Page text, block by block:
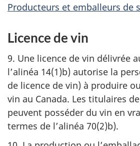
Producteurs et emballeurs de
Licence de vin
9. Une licence de vin délivrée
l’alinéa 14(1)b) autorise la
de licence de vin) à produire
vin au Canada. Les titulaires
peuvent posséder du vin en
termes de l’alinéa 70(2)b).